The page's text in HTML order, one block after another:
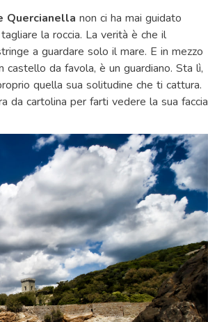
Quercianella non ci ha mai guidato
la roccia. La verità è che il
a guardare solo il mare. E in mezzo
castello da favola, è un guardiano. Sta lì,
quella sua solitudine che ti cattura.
da cartolina per farti vedere la sua faccia